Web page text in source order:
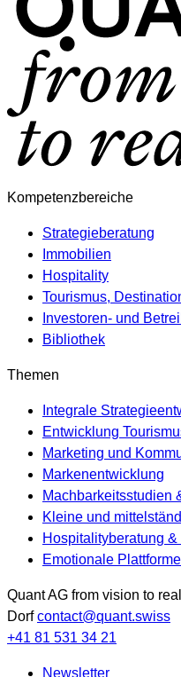
Kompetenzbereiche
Strategieberatung
Immobilien
Hospitality
Tourismus,
Investoren- und
Bibliothek
Themen
Integrale
Entwicklung
Marketing und
Markenentwicklung
Machbarkeitsstudien
Kleine und
Hospitalityberatung
Emotionale
Quant AG from vision to
Dorf contact@quant.swiss
+41 81 531 34 21
Newsletter